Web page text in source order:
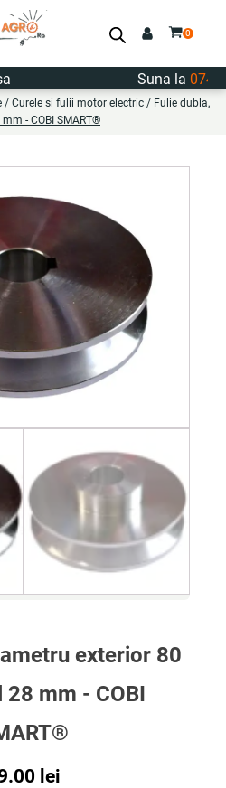
Suna la
/ Curele si fulii motor electric / Fulie dubla,
- COBI SMART®
exterior 80
28 mm - COBI
lei